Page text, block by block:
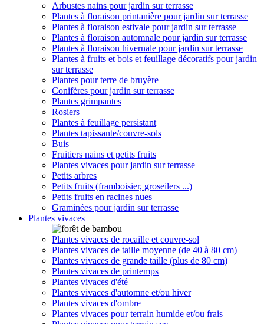
Arbustes nains pour jardin sur terrasse
Plantes à floraison printanière pour jardin sur terrasse
Plantes à floraison estivale pour jardin sur terrasse
Plantes à floraison automnale pour jardin sur terrasse
Plantes à floraison hivernale pour jardin sur terrasse
Plantes à fruits et bois et feuillage décoratifs pour jardin
sur terrasse
Plantes pour terre de bruyère
Conifères pour jardin sur terrasse
Plantes grimpantes
Rosiers
Plantes à feuillage persistant
Plantes tapissante/couvre-sols
Buis
Fruitiers nains et petits fruits
Plantes vivaces pour jardin sur terrasse
Petits arbres
Petits fruits (framboisier, groseilers ...)
Petits fruits en racines nues
Graminées pour jardin sur terrasse
Plantes vivaces
Plantes vivaces de rocaille et couvre-sol
Plantes vivaces de taille moyenne (de 40 à 80 cm)
Plantes vivaces de grande taille (plus de 80 cm)
Plantes vivaces de printemps
Plantes vivaces d'été
Plantes vivaces d'automne et/ou hiver
Plantes vivaces d'ombre
Plantes vivaces pour terrain humide et/ou frais